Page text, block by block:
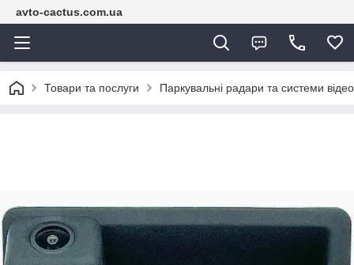
avto-cactus.com.ua
Товари та послуги Паркувальні радари та системи